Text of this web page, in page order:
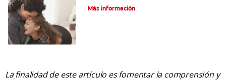
Más información
La finalidad de este artículo es fomentar la comprensión y